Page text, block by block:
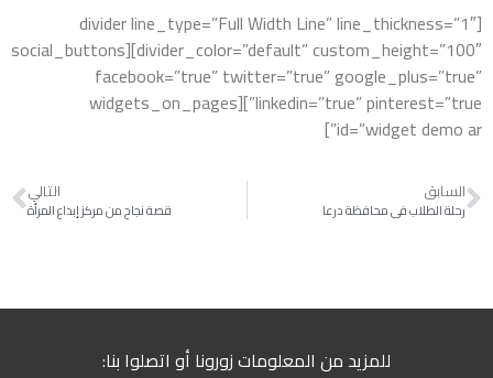
[divider line_type=”Full Width Line” line_thickness=”1″
divider_color=”default” custom_height=”100″][social_buttons
facebook=”true” twitter=”true” google_plus=”true”
linkedin=”true” pinterest=”true”][widgets_on_pages
id=”widget demo ar”]
السابق
رحلة الطلاب في محافظة درعا
التالي
قصة نجاح من مركز إبداع المرأة
للمزيد من المعلومات زورونا أو اتصلوا بنا: